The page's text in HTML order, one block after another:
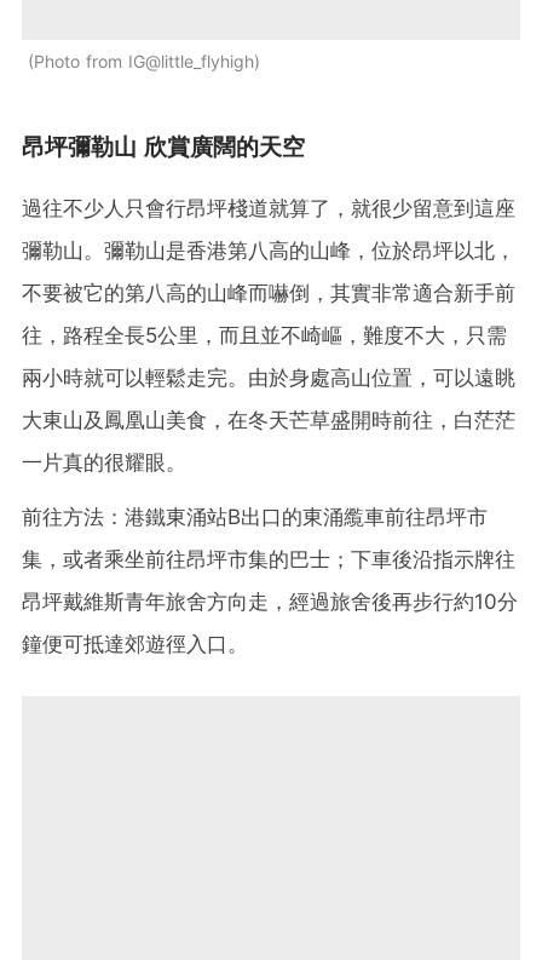
Photo from IG@little_flyhigh
昂坪彌勒山 欣賞廣闊的天空
過往不少人只會行昂坪棧道就算了，就很少留意到這座
彌勒山。彌勒山是香港第八高的山峰，位於昂坪以北，
不要被它的第八高的山峰而嚇倒，其實非常適合新手前
往，路程全長5公里，而且並不崎嶇，難度不大，只需
兩小時就可以輕鬆走完。由於身處高山位置，可以遠眺
大東山及鳳凰山美食，在冬天芒草盛開時前往，白茫茫
一片真的很耀眼。
前往方法：港鐵東涌站B出口的東涌䌫車前往昂坪市
集，或者乘坐前往昂坪市集的巴士；下車後沿指示牌往
昂坪戴維斯青年旅舍方向走，經過旅舍後再步行約10分
鐘便可抵達郊遊徑入口。